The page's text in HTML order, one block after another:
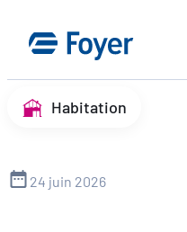
contenu
Habitation
24 juin 2026